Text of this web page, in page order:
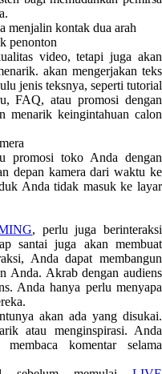
menjalin kontak dua arah
penonton
video, tetapi juga akan
akan mengerjakan teks
jenis teksnya, seperti tutorial
FAQ, atau promosi dengan
menarik keingintahuan calon
promosi toko Anda dengan
depan kamera dari waktu ke
Anda tidak masuk ke layar
, perlu juga berinteraksi
santai juga akan membuat
Anda dapat membangun
Anda. Akrab dengan audiens
Anda hanya perlu menyapa
akan ada yang disukai.
atau menginspirasi. Anda
komentar selama